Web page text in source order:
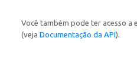
Você também pode ter acesso a
(veja Documentação da API).